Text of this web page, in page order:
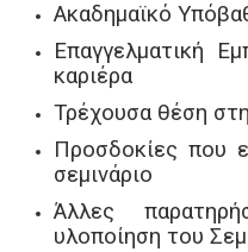
Ακαδημαϊκό
Επαγγελματική
καριέρα
Τρέχουσα θέση
Προσδοκίες που
σεμινάριο
Άλλες
υλοποίηση του